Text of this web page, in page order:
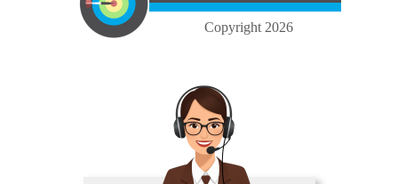
Copyright 2026